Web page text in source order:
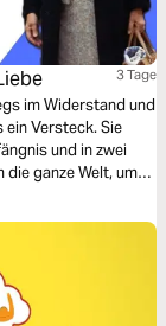
3 Tage
im Widerstand und
ein Versteck. Sie
und in zwei
ganze Welt, um
in denen es um